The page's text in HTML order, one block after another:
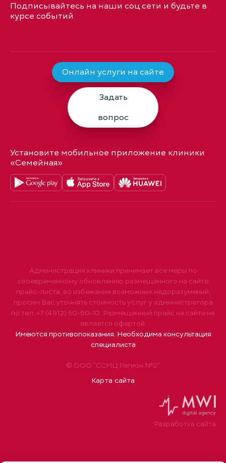
Подписывайтесь на наши соц.сети и будьте в
курсе событий
Онлайн услуги на сайте
Задать
вопрос
Установите мобильное приложение клиники
«Семейная»
© ООО "ССМЦ Регион №2"
Карта сайта
Администрация клиники принимает все меры по
своевременному обновлению размещенного на сайте
прайс-листа, во избежание возможных недоразумений,
просим Вас уточнять стоимость услуг у администратора
по тел. +7 (4912) 50-60-10. Размещенный прайс на сайте не
является офертой.
Имеются противопоказания. Необходима консультация
специалиста
Разработка сайта